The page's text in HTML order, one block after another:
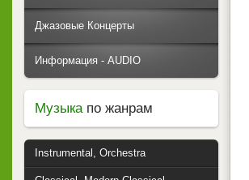
Джазовые Концерты
Информация - AUDIO
Музыкапо жанрам
Instrumental, Orchestra